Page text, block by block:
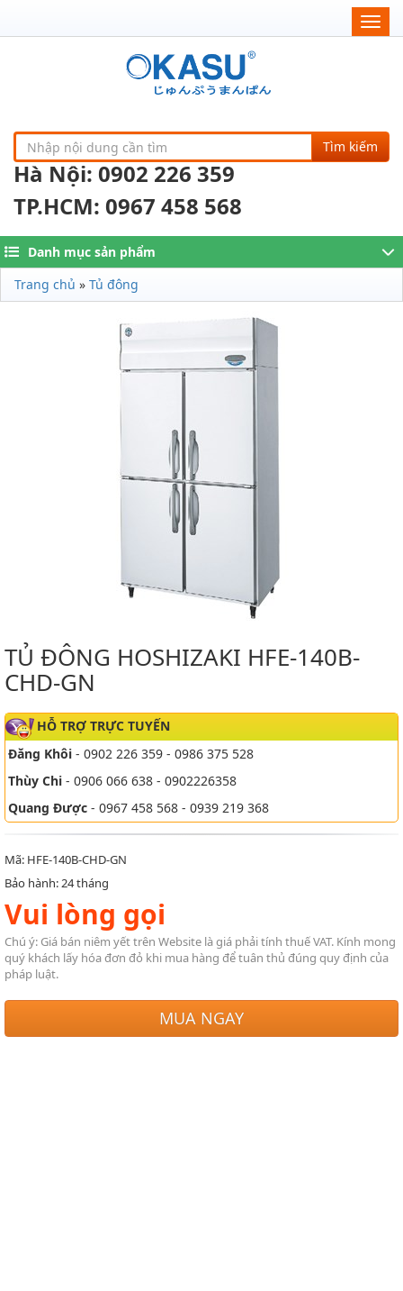
Tìm kiếm
Hà Nội: 0902 226 359
TP.HCM: 0967 458 568
Danh mục sản phẩm
Trang chủ » Tủ đông
TỦ ĐÔNG HOSHIZAKI HFE-140B-
CHD-GN
HỖ TRỢ TRỰC TUYẾN
Đăng Khôi - 0902 226 359 - 0986 375 528
Thùy Chi - 0906 066 638 - 0902226358
Quang Được - 0967 458 568 - 0939 219 368
Mã: HFE-140B-CHD-GN
Bảo hành: 24 tháng
Vui lòng gọi
Chú ý: Giá bán niêm yết trên Website là giá phải tính thuế VAT. Kính mong
quý khách lấy hóa đơn đỏ khi mua hàng để tuân thủ đúng quy định của
pháp luật.
MUA NGAY